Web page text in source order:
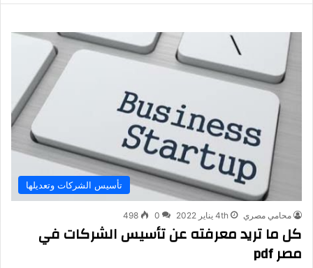
تأسيس الشركات وتعديلها
محامي مصري 4th يناير 2022 0
498
كل ما تريد معرفته عن تأسيس الشركات في
مصر pdf